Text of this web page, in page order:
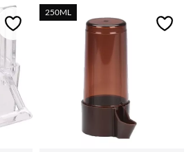
Lägg till i favoriter
250ML
Lägg